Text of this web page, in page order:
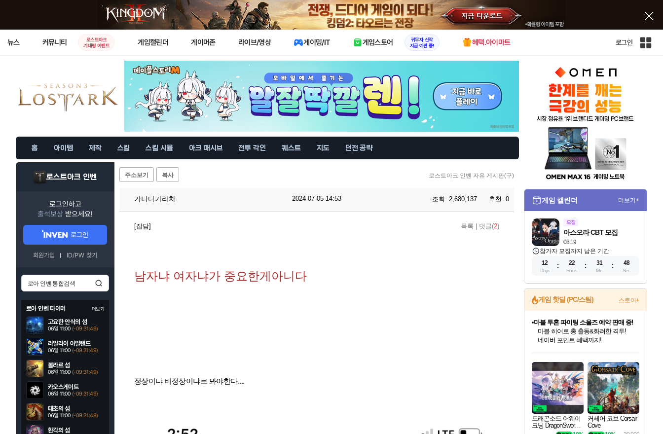
X
뉴스 커뮤니티
로스트아크
기대평 이벤트
게임캘린더 게이머존 라이브/영상 게이밍/IT 게임스토어
귀무자 신작
지금 예판 중!
혜택.아이마트 로그인
인
홈 아이템 제작 스킬 스킬 시뮬 아크 패시브 전투 각인 퀘스트 지도 던전 공략
로스트아크 인벤
로그인하고
출석보상 받으세요!
로그인
회원가입 ID/PW 찾기
로아 인벤 타이머 더보기
고요한 안식의 섬
06일 11:00 (-09:31:48)
라일라이 아일랜드
06일 11:00 (-09:31:48)
볼라르 섬
06일 11:00 (-09:31:48)
카오스게이트
06일 11:00 (-09:31:48)
태초의 섬
06일 11:00 (-09:31:48)
환각의 섬
주소보기 복사 로스트아크 인벤 자유 게시판(구)
가나다가라차 2024-07-05 14:53 조회: 2,680,137 추천: 0
[잡담] 목록 댓글(2)
남자냐 여자냐가 중요한게아니다
정상이냐 비정상이냐로 봐야한다....
게임 캘린더 더보기+
모집
08.19
아스오라 CBT 모집
참가자 모집까지 남은 기간
12
Days
22
Hours
31
Min
46
Sec
게임 핫딜 (PC/스팀) 스토어+
네이버혜택과 함께 만나보세요!
50%할인&추가 적립까지!
이니&베니 혜택까지!
네이버 혜택가와 함께 예약하세요!
할인&네이버혜택으로 만나보세요!
네이버페이 혜택과 만나보세요!
40주년 프로모션으로 만나보세요!
마블 투혼 파이팅 소울즈 예약 판매 중!
마블 히어로 총 출동&화려한 격투!
네이버 포인트 혜택까지!
할인가에 만나보세요!
일부 에디션 상시 할인!
혜택으로 예약 판매 중
편안하게 충전하세요
드래곤소드 어웨이
크닝 DragonSword A
커세어 코브 Corsair
Cove